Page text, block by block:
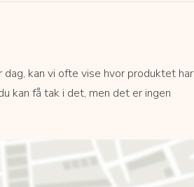
kan vi ofte vise hvor produktet har
kan få tak i det, men det er ingen